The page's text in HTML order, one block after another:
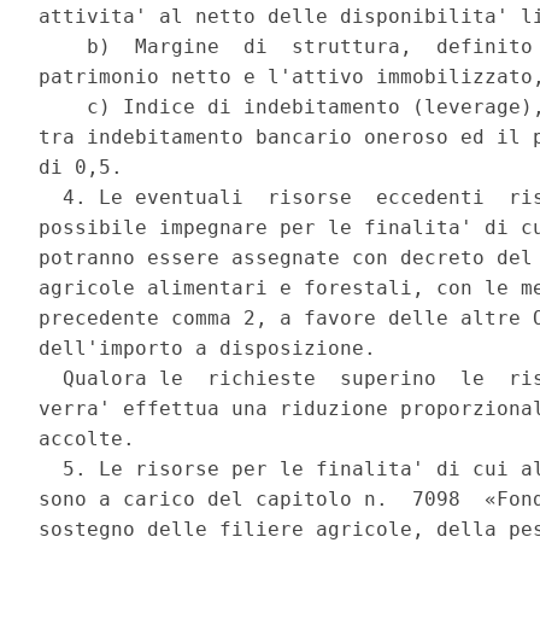
attivita' al netto delle disponibilita'
b)  Margine  di  struttura,
patrimonio netto e l'attivo
c) Indice di indebitamento
tra indebitamento bancario oneroso ed il
di 0,5.
4. Le eventuali  risorse  eccedenti
possibile impegnare per le finalita' di
potranno essere assegnate con decreto
agricole alimentari e forestali, con le
precedente comma 2, a favore delle
dell'importo a disposizione.
Qualora le  richieste  superino  le
verra' effettua una riduzione
accolte.
5. Le risorse per le finalita' di cui
sono a carico del capitolo n.  7098